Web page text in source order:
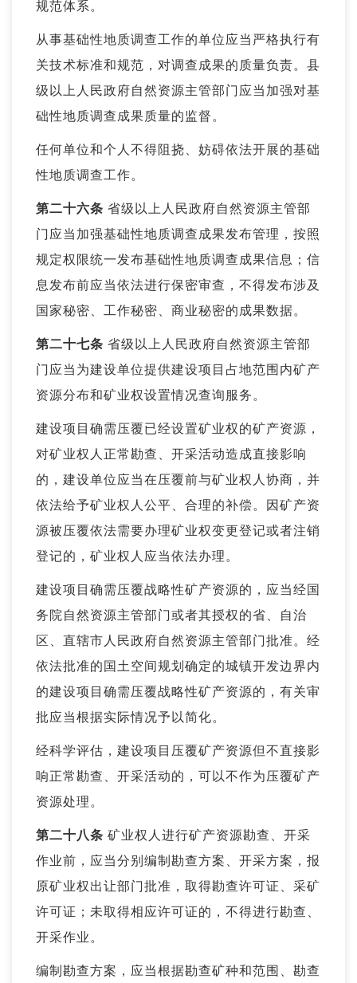
规范体系。
从事基础性地质调查工作的单位应当严格执行有
关技术标准和规范，对调查成果的质量负责。县
级以上人民政府自然资源主管部门应当加强对基
础性地质调查成果质量的监督。
任何单位和个人不得阻挠、妨碍依法开展的基础
性地质调查工作。
第二十六条 省级以上人民政府自然资源主管部
门应当加强基础性地质调查成果发布管理，按照
规定权限统一发布基础性地质调查成果信息；信
息发布前应当依法进行保密审查，不得发布涉及
国家秘密、工作秘密、商业秘密的成果数据。
第二十七条 省级以上人民政府自然资源主管部
门应当为建设单位提供建设项目占地范围内矿产
资源分布和矿业权设置情况查询服务。
建设项目确需压覆已经设置矿业权的矿产资源，
对矿业权人正常勘查、开采活动造成直接影响
的，建设单位应当在压覆前与矿业权人协商，并
依法给予矿业权人公平、合理的补偿。因矿产资
源被压覆依法需要办理矿业权变更登记或者注销
登记的，矿业权人应当依法办理。
建设项目确需压覆战略性矿产资源的，应当经国
务院自然资源主管部门或者其授权的省、自治
区、直辖市人民政府自然资源主管部门批准。经
依法批准的国土空间规划确定的城镇开发边界内
的建设项目确需压覆战略性矿产资源的，有关审
批应当根据实际情况予以简化。
经科学评估，建设项目压覆矿产资源但不直接影
响正常勘查、开采活动的，可以不作为压覆矿产
资源处理。
第二十八条 矿业权人进行矿产资源勘查、开采
作业前，应当分别编制勘查方案、开采方案，报
原矿业权出让部门批准，取得勘查许可证、采矿
许可证；未取得相应许可证的，不得进行勘查、
开采作业。
编制勘查方案，应当根据勘查矿种和范围、勘查